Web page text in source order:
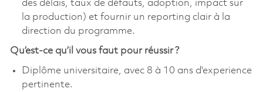
des délais, taux de défauts, adoption, impact sur
la production) et fournir un reporting clair à la
direction du programme.
Qu’est-ce qu’il vous faut pour réussir ?
Diplôme universitaire, avec 8 à 10 ans d'experience
pertinente.